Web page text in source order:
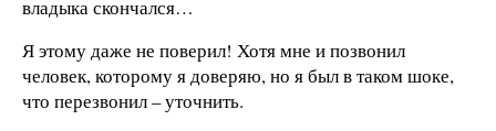
владыка скончался…
Я этому даже не поверил! Хотя мне и позвонил
человек, которому я доверяю, но я был в таком шоке,
что перезвонил – уточнить.